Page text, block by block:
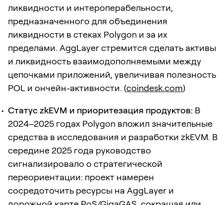
ликвидности и интероперабельности,
предназначенного для объединения
ликвидности в стеках Polygon и за их
пределами. AggLayer стремится сделать активы
и ликвидность взаимодополняемыми между
цепочками приложений, увеличивая полезность
POL и ончейн-активности. (coindesk.com)
Статус zkEVM и приоритезация продуктов: В
2024–2025 годах Polygon вложил значительные
средства в исследования и разработки zkEVM. В
середине 2025 года руководство
сигнализировало о стратегической
переориентации: проект намерен
сосредоточить ресурсы на AggLayer и